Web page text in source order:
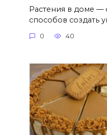
Растения в доме —
способов создать
0 40